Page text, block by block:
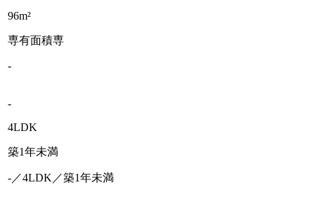
96m²
専有面積専
-
-
4LDK
築1年未満
-／4LDK／築1年未満